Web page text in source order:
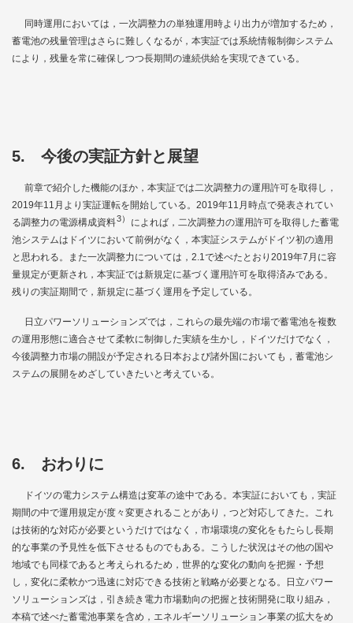
同時運用においては，一次調整力の単独運用時より出力が増加するため，
蓄電池の残量管理はさらに難しくなるが，本実証では系統情報制御システム
により，残量を常に確保しつつ長期間の連続供給を実現できている。
5. 今後の実証方針と展望
前章で紹介した機能のほか，本実証では二次調整力の運用許可を取得し，
2019年11月より実証運転を開始している。2019年11月時点で発表されてい
る調整力の電源構成資料3）
によれば，二次調整力の運用許可を取得した蓄電
池システムはドイツにおいて前例がなく，本実証システムがドイツ初の適用
と思われる。また一次調整力については，2.1で述べたとおり2019年7月に容
量規定が更新され，本実証では新規定に基づく運用許可を取得済みである。
残りの実証期間で，新規定に基づく運用を予定している。
日立パワーソリューションズでは，これらの最先端の市場で蓄電池を複数
の運用形態に適合させて柔軟に制御した実績を生かし，ドイツだけでなく，
今後調整力市場の開設が予定される日本および諸外国においても，蓄電池シ
ステムの展開をめざしていきたいと考えている。
6. おわりに
ドイツの電力システム構造は変革の途中である。本実証においても，実証
期間の中で運用規定が度々変更されることがあり，つど対応してきた。これ
は技術的な対応が必要というだけではなく，市場環境の変化をもたらし長期
的な事業の予見性を低下させるものでもある。こうした状況はその他の国や
地域でも同様であると考えられるため，世界的な変化の動向を把握・予想
し，変化に柔軟かつ迅速に対応できる技術と戦略が必要となる。日立パワー
ソリューションズは，引き続き電力市場動向の把握と技術開発に取り組み，
本稿で述べた蓄電池事業を含め，エネルギーソリューション事業の拡大をめ